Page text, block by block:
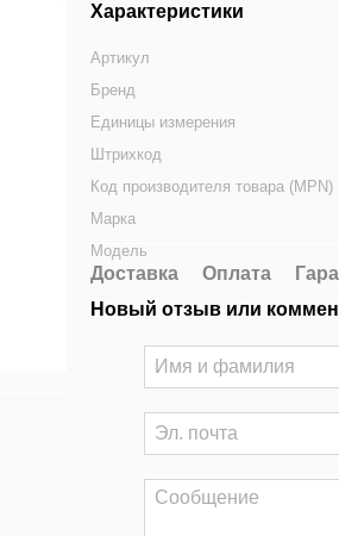
Характеристики
Артикул
Бренд
Единицы измерения
Штрихкод
Код производителя товара (MPN)
Марка
Модель
Доставка Оплата
Новый отзыв или